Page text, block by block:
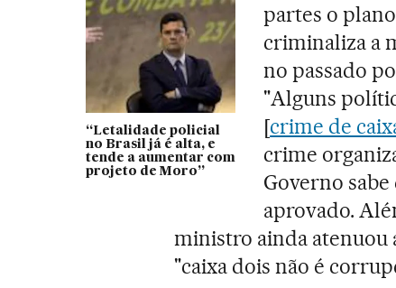
“Letalidade policial
no Brasil já é alta, e
tende a aumentar com
projeto de Moro”
partes o
criminaliza a
no passado
"Alguns
[crime de
crime
Governo
aprovado.
ministro ainda atenuou
"caixa dois não é